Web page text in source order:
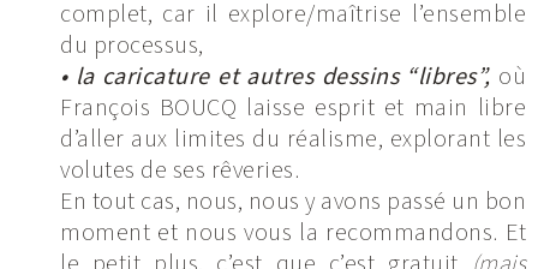
complet, car il explore/maîtrise l’ensemble
du processus,
• la caricature et autres dessins “libres”, où
François BOUCQ laisse esprit et main libre
d’aller aux limites du réalisme, explorant les
volutes de ses rêveries.
En tout cas, nous, nous y avons passé un bon
moment et nous vous la recommandons. Et